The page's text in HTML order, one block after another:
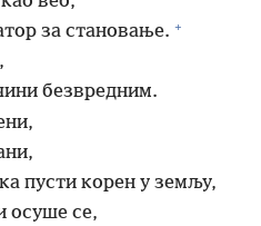
за становање. +
безвредним.
пусти корен у земљу,
осуше се,